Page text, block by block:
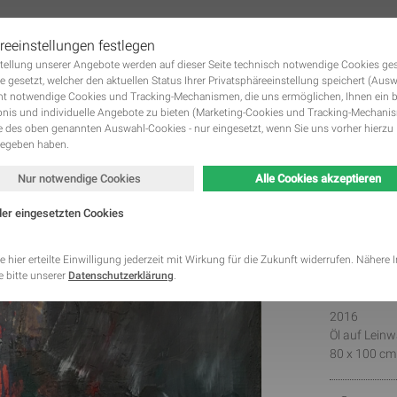
Navigation
überspringen
GALERIE DIE KÜNSTLER KUNST MIETEN UND KUNST
Fahar
2016
Öl auf
80 x 100 cm
festlegen
unserer Angebote werden auf dieser Seite technisch notwendige Cookies
gesetzt, welcher den aktuellen Status Ihrer Privatsphäreeinstellung speichert
notwendige Cookies und Tracking-Mechanismen, die uns ermöglichen, Ihnen ein
und individuelle Angebote zu bieten (Marketing-Cookies und Tracking-
des oben genannten Auswahl-Cookies - nur eingesetzt, wenn Sie uns vorher hierzu
haben.
Nur notwendige Cookies Alle Cookies akzeptieren
eingesetzten Cookies
Notwendig
This cookie is native to PHP applications. The
store and identify a users' unique session ID for the
managing user session on the website. The cookie
Statistik
This cookie is used by Google Analytics to
Statistik
to calculate visitor, session, campaign data and
information anonymously and assign a randomly
hier erteilte Einwilligung jederzeit mit Wirkung für die Zukunft widerrufen. Nähere
bitte unserer Datenschutzerklärung.